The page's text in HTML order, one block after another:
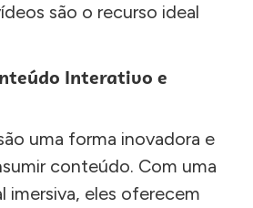
são o recurso ideal
Interativo e
uma forma inovadora e
conteúdo. Com uma
imersiva, eles oferecem